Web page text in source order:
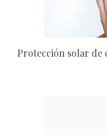
Protección solar de